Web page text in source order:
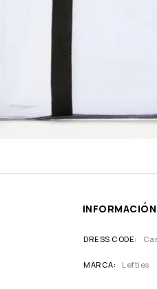
DRESS CODE
MARCA Lefties